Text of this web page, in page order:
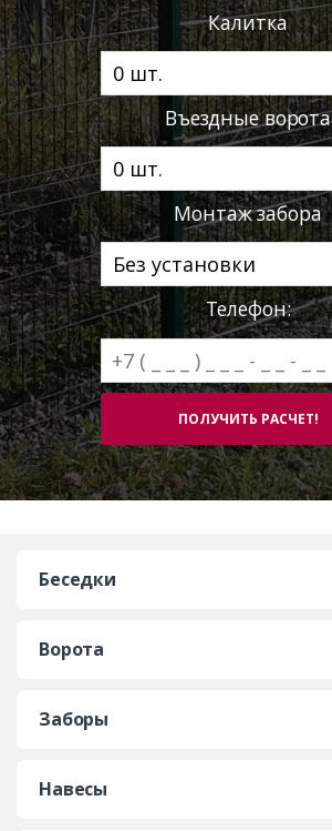
Калитка
Въездные ворота
Монтаж забора
Телефон:
Беседки
Ворота
Заборы
Навесы